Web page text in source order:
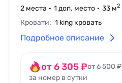
2 места 1 доп. место 33 м2
Кровати: 1 king кровать
Подробное описание
от 6 305 ₽от 6 500 ₽
за номер в сутки